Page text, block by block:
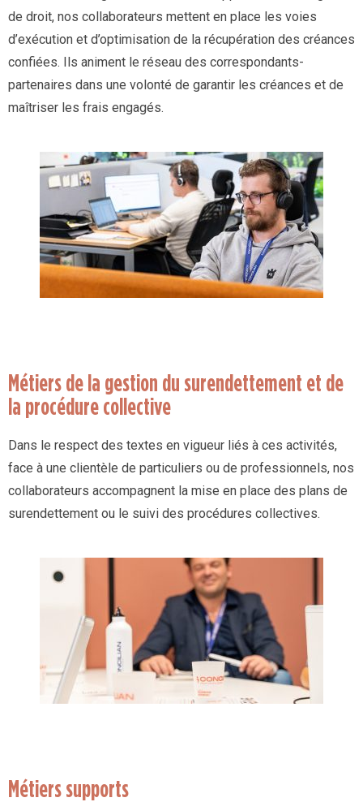
de droit, nos collaborateurs mettent en place les voies
d’exécution et d’optimisation de la récupération des créances
confiées. Ils animent le réseau des correspondants-
partenaires dans une volonté de garantir les créances et de
maîtriser les frais engagés.
Métiers de la gestion du surendettement et de
la procédure collective
Dans le respect des textes en vigueur liés à ces activités,
face à une clientèle de particuliers ou de professionnels, nos
collaborateurs accompagnent la mise en place des plans de
surendettement ou le suivi des procédures collectives.
Métiers supports